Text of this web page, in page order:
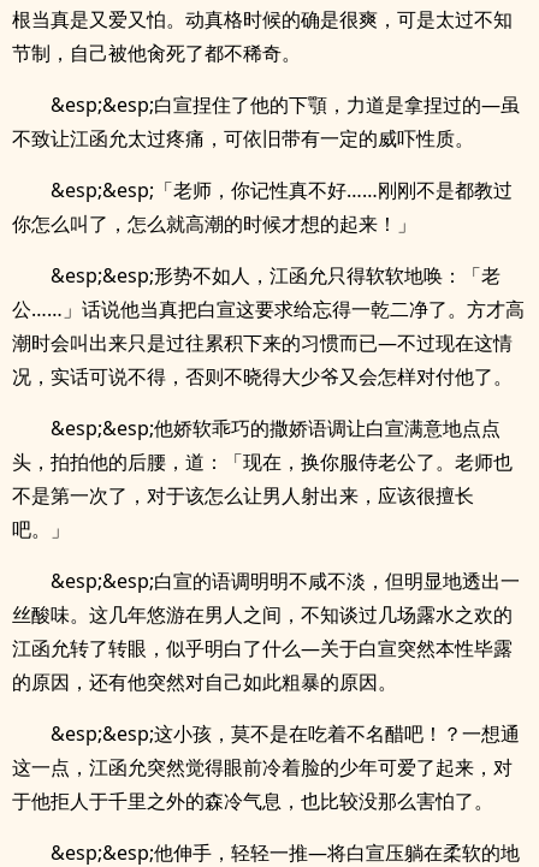
根当真是又爱又怕。动真格时候的确是很爽，可是太过不知
节制，自己被他肏死了都不稀奇。
&esp;&esp;白宣捏住了他的下顎，力道是拿捏过的—虽
不致让江函允太过疼痛，可依旧带有一定的威吓性质。
&esp;&esp;「老师，你记性真不好……刚刚不是都教过
你怎么叫了，怎么就高潮的时候才想的起来！」
&esp;&esp;形势不如人，江函允只得软软地唤：「老
公……」话说他当真把白宣这要求给忘得一乾二净了。方才高
潮时会叫出来只是过往累积下来的习惯而已—不过现在这情
况，实话可说不得，否则不晓得大少爷又会怎样对付他了。
&esp;&esp;他娇软乖巧的撒娇语调让白宣满意地点点
头，拍拍他的后腰，道：「现在，换你服侍老公了。老师也
不是第一次了，对于该怎么让男人射出来，应该很擅长
吧。」
&esp;&esp;白宣的语调明明不咸不淡，但明显地透出一
丝酸味。这几年悠游在男人之间，不知谈过几场露水之欢的
江函允转了转眼，似乎明白了什么—关于白宣突然本性毕露
的原因，还有他突然对自己如此粗暴的原因。
&esp;&esp;这小孩，莫不是在吃着不名醋吧！？一想通
这一点，江函允突然觉得眼前冷着脸的少年可爱了起来，对
于他拒人于千里之外的森冷气息，也比较没那么害怕了。
&esp;&esp;他伸手，轻轻一推—将白宣压躺在柔软的地